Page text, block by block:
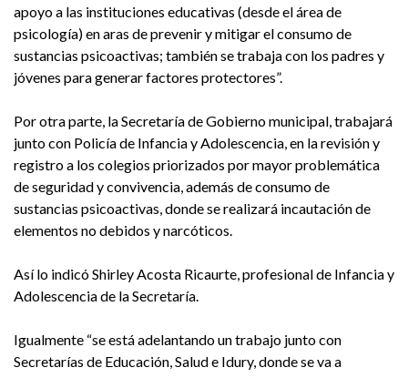
apoyo a las instituciones educativas (desde el área de
psicología) en aras de prevenir y mitigar el consumo de
sustancias psicoactivas; también se trabaja con los padres y
jóvenes para generar factores protectores”.
Por otra parte, la Secretaría de Gobierno municipal, trabajará
junto con Policía de Infancia y Adolescencia, en la revisión y
registro a los colegios priorizados por mayor problemática
de seguridad y convivencia, además de consumo de
sustancias psicoactivas, donde se realizará incautación de
elementos no debidos y narcóticos.
Así lo indicó Shirley Acosta Ricaurte, profesional de Infancia y
Adolescencia de la Secretaría.
Igualmente “se está adelantando un trabajo junto con
Secretarías de Educación, Salud e Idury, donde se va a